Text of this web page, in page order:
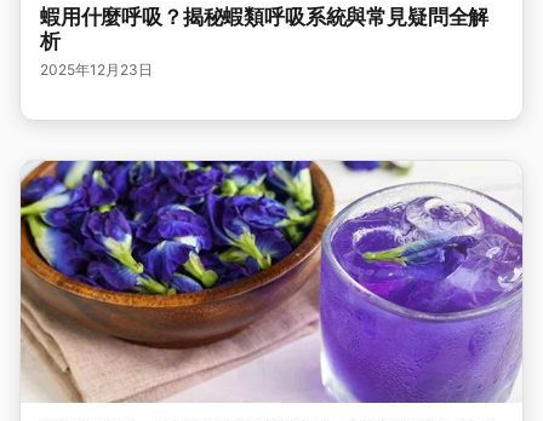
蝦用什麼呼吸？揭秘蝦類呼吸系統與常見疑問全解
析
2025年12月23日